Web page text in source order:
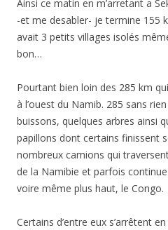
Ainsi ce matin en m’arretant a
-et me desabler- je termine 155
avait 3 petits villages isolés
bon…
Pourtant bien loin des 285 km
à l’ouest du Namib. 285 sans
buissons, quelques arbres ainsi
papillons dont certains finissent
nombreux camions qui
de la Namibie et parfois
voire même plus haut, le Congo.
Certains d’entre eux s’arrêtent